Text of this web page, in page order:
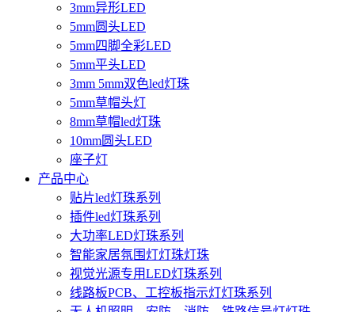
3mm异形LED
5mm圆头LED
5mm四脚全彩LED
5mm平头LED
3mm 5mm双色led灯珠
5mm草帽头灯
8mm草帽led灯珠
10mm圆头LED
座子灯
产品中心
贴片led灯珠系列
插件led灯珠系列
大功率LED灯珠系列
智能家居氛围灯灯珠灯珠
视觉光源专用LED灯珠系列
线路板PCB、工控板指示灯灯珠系列